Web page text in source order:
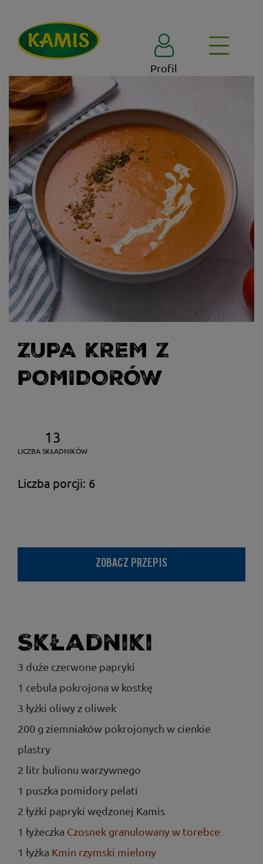
Profil
ZUPA KREM Z
POMIDORÓW
13
LICZBA SKŁADNIKÓW
Liczba porcji: 6
ZOBACZ PRZEPIS
Składniki
3 duże czerwone papryki
1 cebula pokrojona w kostkę
3 łyżki oliwy z oliwek
200 g ziemniaków pokrojonych w cienkie
plastry
2 litr bulionu warzywnego
1 puszka pomidory pelati
2 łyżki papryki wędzonej Kamis
1 łyżeczka Czosnek granulowany w torebce
1 łyżka Kmin rzymski mielony